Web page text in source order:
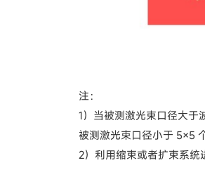
注：
1）当被测激光束口径大
被测激光束口径小于 5×5
2）利用缩束或者扩束系